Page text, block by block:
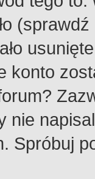
konto
nie
Spróbuj